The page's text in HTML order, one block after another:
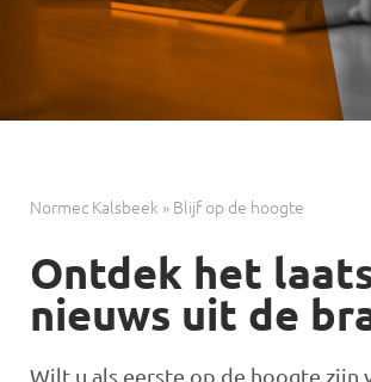
Normec Kalsbeek » Blijf op de hoogte
Ontdek het
nieuws uit de
Wilt u als eerste op de hoogte zijn